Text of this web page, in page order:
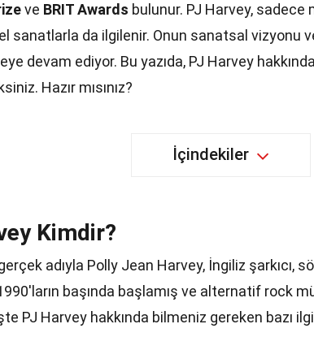
ve BRIT Awards bulunur. PJ Harvey, sadece
sanatlarla da ilgilenir. Onun sanatsal vizyonu
devam ediyor. Bu yazıda, PJ Harvey
Hazır mısınız?
İçindekiler
Kimdir?
adıyla Polly Jean Harvey, İngiliz şarkıcı,
başında başlamış ve alternatif rock
PJ Harvey hakkında bilmeniz gereken bazı